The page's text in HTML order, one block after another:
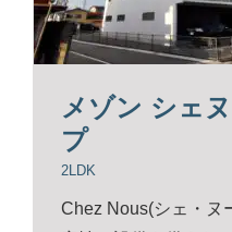
メゾン シェ
プ
2LDK
Chez Nous(シェ・ヌ